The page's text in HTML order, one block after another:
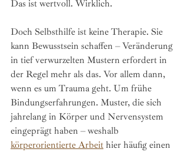
Das ist wertvoll. Wirklich.
Doch Selbsthilfe ist keine Therapie. Sie
kann Bewusstsein schaffen – Veränderung
in tief verwurzelten Mustern erfordert in
der Regel mehr als das. Vor allem dann,
wenn es um Trauma geht. Um frühe
Bindungserfahrungen. Muster, die sich
jahrelang in Körper und Nervensystem
eingeprägt haben – weshalb
körperorientierte Arbeit hier häufig einen